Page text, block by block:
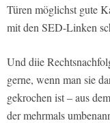
Türen möglichst gute
mit den SED-Linken
Und diie
gerne, wenn man sie
gekrochen ist – aus
der mehrmals